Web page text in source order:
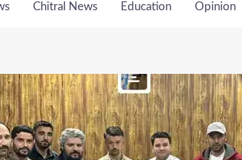
Chitral News Education Opinion